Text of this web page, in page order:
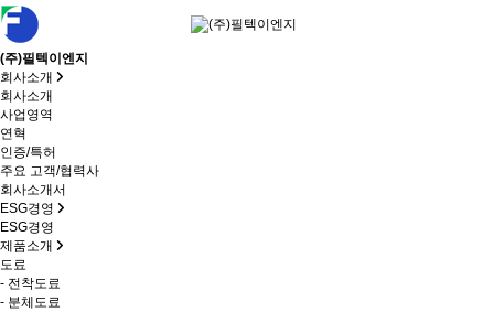
(주)필텍이엔지
회사소개
회사소개
사업영역
연혁
인증/특허
주요 고객/협력사
회사소개서
ESG경영
ESG경영
제품소개
도료
- 전착도료
- 분체도료